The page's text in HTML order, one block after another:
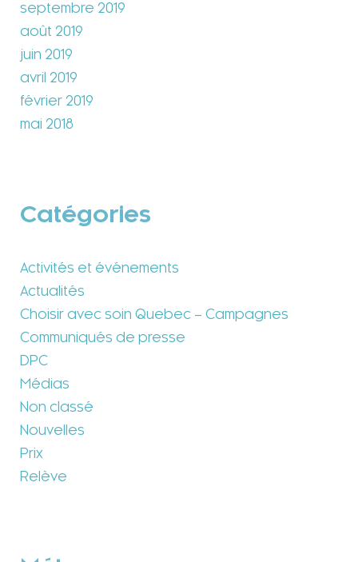
septembre 2019
août 2019
juin 2019
avril 2019
février 2019
mai 2018
Catégories
Activités et événements
Actualités
Choisir avec soin Quebec – Campagnes
Communiqués de presse
DPC
Médias
Non classé
Nouvelles
Prix
Relève